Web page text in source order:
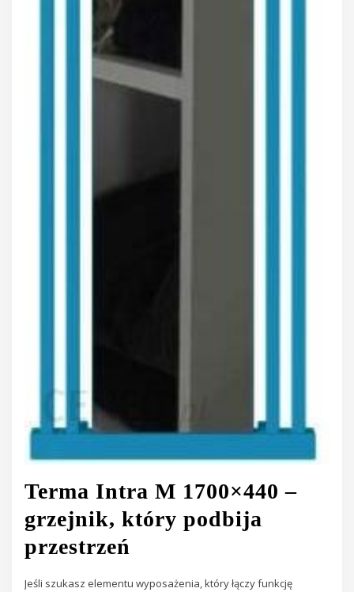
Terma Intra M 1700×440 –
grzejnik, który podbija
przestrzeń
Jeśli szukasz elementu wyposażenia, który łączy funkcję